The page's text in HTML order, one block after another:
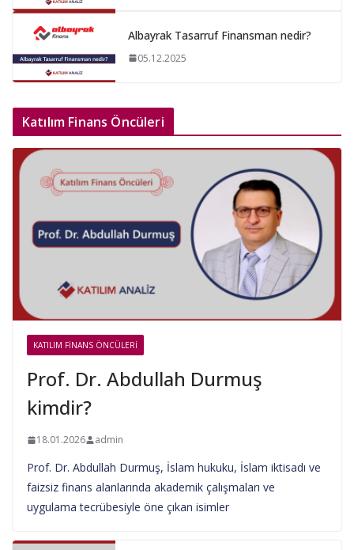
Albayrak Tasarruf Finansman nedir?
05.12.2025
Katılım Finans Öncüleri
KATILIM FINANS ÖNCÜLERI
Prof. Dr. Abdullah Durmuş
kimdir?
18.01.2026 admin
Prof. Dr. Abdullah Durmuş, İslam hukuku, İslam iktisadı ve
faizsiz finans alanlarında akademik çalışmaları ve
uygulama tecrübesiyle öne çıkan isimler